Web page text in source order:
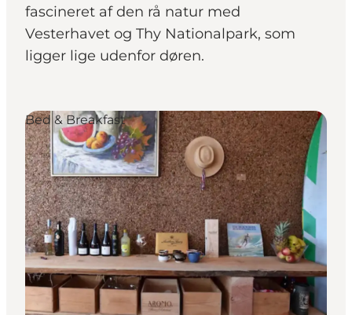
fascineret af den rå natur med
Vesterhavet og Thy Nationalpark, som
ligger lige udenfor døren.
Bed & Breakfast